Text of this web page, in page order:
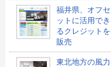
福井県、オフセ
ットに活用でき
るクレジットを
販売
東北地方の風力